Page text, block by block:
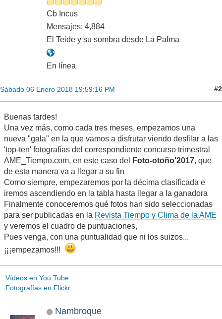
Cb Incus
Mensajes: 4,884
El Teide y su sombra desde La Palma
En línea
Sábado 06 Enero 2018 19:59:16 PM #2
Buenas tardes!
Una vez más, como cada tres meses, empezamos una
nueva "gala" en la que vamos a disfrutar viendo desfilar a las
'top-ten' fotografías del correspondiente concurso trimestral
AME_Tiempo.com, en este caso del
Foto-otoño'2017, que
de esta manera va a llegar a su fin
Como siempre, empezaremos por la décima clasificada e
iremos ascendiendo en la tabla hasta llegar a la ganadora
Finalmente conoceremos qué fotos han sido seleccionadas
para ser publicadas en la Revista Tiempo y Clima de la AME
y veremos el cuadro de puntuaciones,
Pues venga, con una puntualidad que ni los suizos...
¡¡¡empezamos!!!
Vídeos en You Tube
Fotografías en Flickr
Nambroque